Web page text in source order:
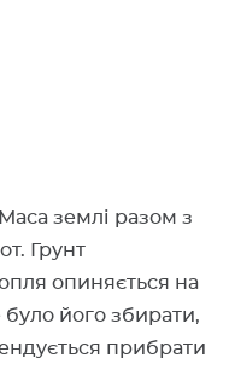
землі разом з
Грунт
опиняється на
його збирати,
прибрати